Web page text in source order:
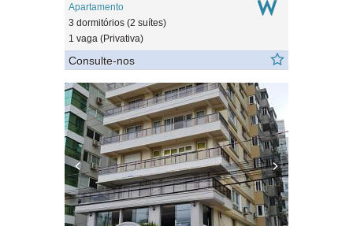
Apartamento
3 dormitórios (2 suítes)
1 vaga (Privativa)
Consulte-nos